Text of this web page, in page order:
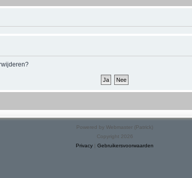
Powered by Webmaster (Patrick)
Copyright 2026
Privacy | Gebruikersvoorwaarden